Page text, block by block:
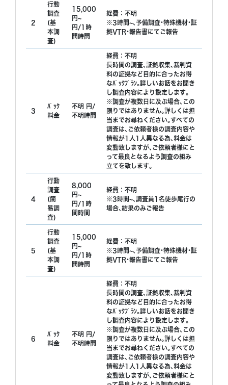
告書が欲しいとお願いすると渋られました。 報告書を
作るのが面倒なのか、私に知られたくない事があるの
かは分かりませんが結局、報告書は貰ってません。 探
偵に不都合な事を聞いたり、話したりすると〇〇○の
ような口調になります。
もっと見る
2
行動
調査
(基
本調
査)
15,000
円~
円/1時
間時間
経費：不明
※3時間~､予備調査･特殊機材･証
拠VTR･報告書にてご報告
3
ﾊﾟｯｸ
料金
不明 円/
不明時間
経費：不明
長時間の調査､証拠収集､裁判資
料の証拠など目的に合ったお得
なﾊﾟｯｸﾌﾟﾗﾝ｡詳しいお話をお聞き
し調査内容により設定します｡
※調査が複数日に及ぶ場合､この
限りではありません｡詳しくは担
当までお尋ねください｡すべての
調査は､ご依頼者様の調査内容や
情報が1人1人異なる為､料金は
変動致しますが､ご依頼者様にと
って最良となるよう調査の組み
立てを致します｡
4
行動
調査
(簡
易調
査)
8,000
円~
円/1時
間時間
経費：不明
※3時間~､調査員1名徒歩尾行の
場合､結果のみご報告
5
行動
調査
(基
本調
査)
15,000
円~
円/1時
間時間
経費：不明
※3時間~､予備調査･特殊機材･証
拠VTR･報告書にてご報告
6
ﾊﾟｯｸ
料金
不明 円/
不明時間
経費：不明
長時間の調査､証拠収集､裁判資
料の証拠など目的に合ったお得
なﾊﾟｯｸﾌﾟﾗﾝ｡詳しいお話をお聞き
し調査内容により設定します｡
※調査が複数日に及ぶ場合､この
限りではありません｡詳しくは担
当までお尋ねください｡すべての
調査は､ご依頼者様の調査内容や
情報が1人1人異なる為､料金は
変動致しますが､ご依頼者様にと